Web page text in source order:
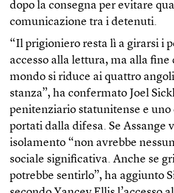
dopo la consegna per evitare
comunicazione tra i detenuti.
“Il prigioniero resta lì a girarsi i
accesso alla lettura, ma alla fine
mondo si riduce ai quattro
stanza”, ha confermato Joel
penitenziario statunitense e
portati dalla difesa. Se Assange
isolamento “non avrebbe
sociale significativa. Anche se
potrebbe sentirlo”, ha aggiunto